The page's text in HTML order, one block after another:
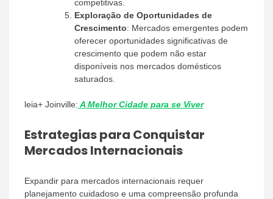
competitivas.
Exploração de Oportunidades de
Crescimento: Mercados emergentes podem
oferecer oportunidades significativas de
crescimento que podem não estar
disponíveis nos mercados domésticos
saturados.
leia+ Joinville: A Melhor Cidade para se Viver
Estrategias para Conquistar
Mercados Internacionais
Expandir para mercados internacionais requer
planejamento cuidadoso e uma compreensão profunda